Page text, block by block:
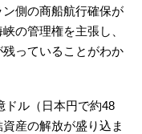
側の商船航行確保が
の管理権を主張し、
っていることがわか
ドル（日本円で約48
産の解放が盛り込ま